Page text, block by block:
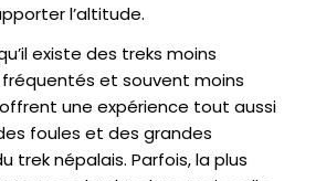
l’altitude.
existe des treks moins
fréquentés et souvent moins
une expérience tout aussi
foules et des grandes
trek népalais. Parfois, la plus